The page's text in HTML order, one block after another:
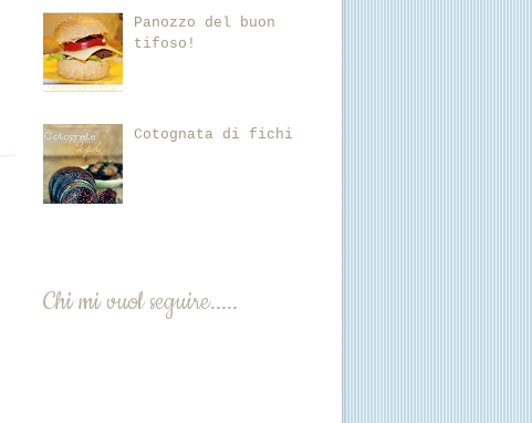
Panozzo del buon
tifoso!
Cotognata di fichi
Chi mi vuol seguire.....